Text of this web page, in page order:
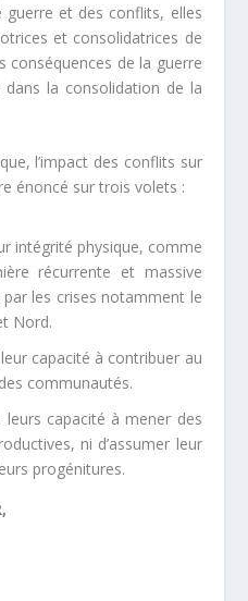
guerre et des conflits, elles
et consolidatrices de
conséquences de la guerre
dans la consolidation de la
l’impact des conflits sur
énoncé sur trois volets :
intégrité physique, comme
récurrente et massive
les crises notamment le
Nord.
capacité à contribuer au
communautés.
capacité à mener des
ni d’assumer leur
progénitures.